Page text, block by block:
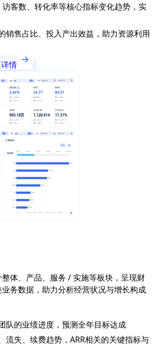
客数、转化率等核心指标变化趋势，实
销售占比、投入产出效益，助力资源利用
情
体、产品、服务 / 实施等板块，呈现财
务数据，助力分析经营状况与增长构成
队的业绩进度，预测全年目标达成
流失、续费趋势，ARR相关的关键指标与